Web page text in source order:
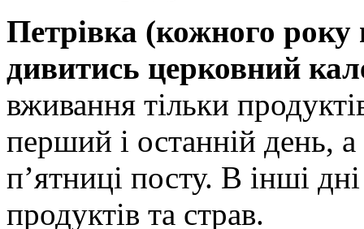
Петрівка (кожного року
дивитись церковний
вживання тільки
перший і останній день, а
п’ятниці посту. В інші
продуктів та страв.